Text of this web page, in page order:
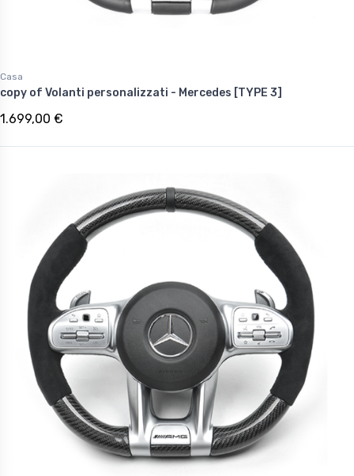
Casa
copy of Volanti personalizzati - Mercedes [TYPE 3]
1.699,00 €